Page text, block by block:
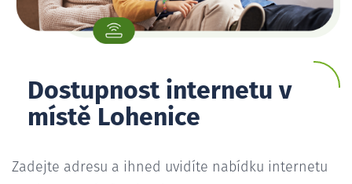
Dostupnost internetu v
místě Lohenice
Zadejte adresu a ihned uvidíte nabídku internetu